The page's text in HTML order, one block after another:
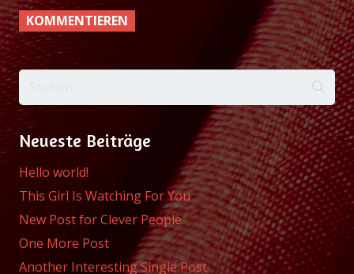
nach:
Neueste Beiträge
Hello world!
This Girl Is Watching For You
New Post for Clever People
One More Post
Another Interesting Single Post